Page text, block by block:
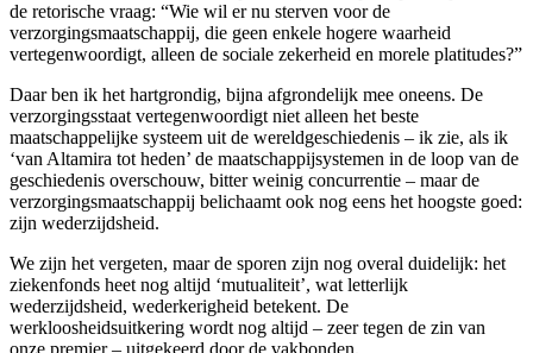
de retorische vraag: “Wie wil er nu sterven voor de
verzorgingsmaatschappij, die geen enkele hogere waarheid
vertegenwoordigt, alleen de sociale zekerheid en morele platitudes?”
Daar ben ik het hartgrondig, bijna afgrondelijk mee oneens. De
verzorgingsstaat vertegenwoordigt niet alleen het beste
maatschappelijke systeem uit de wereldgeschiedenis – ik zie, als ik
‘van Altamira tot heden’ de maatschappijsystemen in de loop van de
geschiedenis overschouw, bitter weinig concurrentie – maar de
verzorgingsmaatschappij belichaamt ook nog eens het hoogste goed:
zijn wederzijdsheid.
We zijn het vergeten, maar de sporen zijn nog overal duidelijk: het
ziekenfonds heet nog altijd ‘mutualiteit’, wat letterlijk
wederzijdsheid, wederkerigheid betekent. De
werkloosheidsuitkering wordt nog altijd – zeer tegen de zin van
onze premier – uitgekeerd door de vakbonden.